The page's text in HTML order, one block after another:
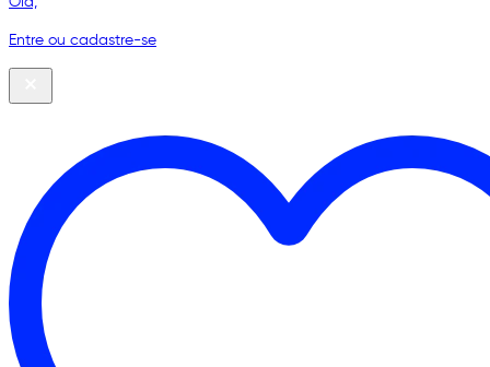
Entre ou cadastre-se